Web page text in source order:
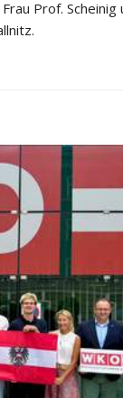
Prof. Scheinig